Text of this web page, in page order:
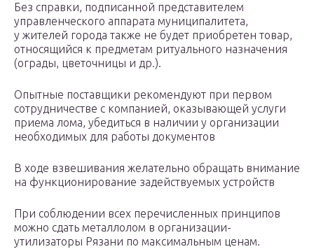
Без справки, подписанной представителем
управленческого аппарата муниципалитета,
у жителей города также не будет приобретен товар,
относящийся к предметам ритуального назначения
(ограды, цветочницы и др.).
Опытные поставщики рекомендуют при первом
сотрудничестве с компанией, оказывающей услуги
приема лома, убедиться в наличии у организации
необходимых для работы документов
В ходе взвешивания желательно обращать внимание
на функционирование задействуемых устройств
При соблюдении всех перечисленных принципов
можно сдать металлолом в организации-
утилизаторы Рязани по максимальным ценам.